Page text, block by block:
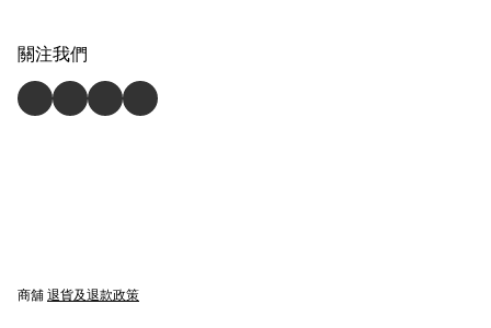
關注我們
商舖 退貨及退款政策